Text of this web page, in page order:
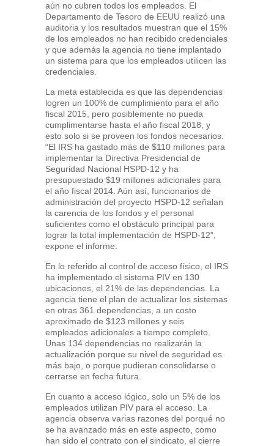
aún no cubren todos los empleados. El
Departamento de Tesoro de EEUU realizó una
auditoria y los resultados muestran que el 15%
de los empleados no han recibido credenciales
y que además la agencia no tiene implantado
un sistema para que los empleados utilicen las
credenciales.
La meta establecida es que las dependencias
logren un 100% de cumplimiento para el año
fiscal 2015, pero posiblemente no pueda
cumplimentarse hasta el año fiscal 2018, y
esto solo si se proveen los fondos necesarios.
“El IRS ha gastado más de $110 millones para
implementar la Directiva Presidencial de
Seguridad Nacional HSPD-12 y ha
presupuestado $19 millones adicionales para
el año fiscal 2014. Aún así, funcionarios de
administración del proyecto HSPD-12 señalan
la carencia de los fondos y el personal
suficientes como el obstáculo principal para
lograr la total implementación de HSPD-12”,
expone el informe.
En lo referido al control de acceso físico, el IRS
ha implementado el sistema PIV en 130
ubicaciones, el 21% de las dependencias. La
agencia tiene el plan de actualizar los sistemas
en otras 361 dependencias, a un costo
aproximado de $123 millones y seis
empleados adicionales a tiempo completo.
Unas 134 dependencias no realizarán la
actualización porque su nivel de seguridad es
más bajo, o porque pudieran consolidarse o
cerrarse en fecha futura.
En cuanto a acceso lógico, solo un 5% de los
empleados utilizan PIV para el acceso. La
agencia observa varias razones del porqué no
se ha avanzado más en este aspecto, como
han sido el contrato con el sindicato, el cierre